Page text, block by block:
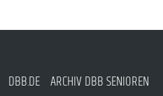
DBB.DE ARCHIV DBB SENIOREN